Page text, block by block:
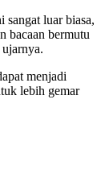
sangat luar biasa,
bacaan bermutu
menjadi
lebih gemar